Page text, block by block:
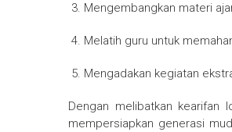
Mengembangkan materi
Melatih guru untuk
Mengadakan kegiatan
Dengan melibatkan kearifan
mempersiapkan generasi